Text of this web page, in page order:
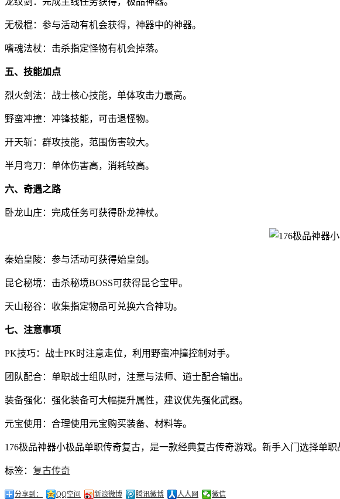
无极棍：参与活动有机会获得，神器中的神器。
嗜魂法杖：击杀指定怪物有机会掉落。
五、技能加点
烈火剑法：战士核心技能，单体攻击力最高。
野蛮冲撞：冲锋技能，可击退怪物。
开天斩：群攻技能，范围伤害较大。
半月弯刀：单体伤害高，消耗较高。
六、奇遇之路
卧龙山庄：完成任务可获得卧龙神杖。
秦始皇陵：参与活动可获得始皇剑。
昆仑秘境：击杀秘境BOSS可获得昆仑宝甲。
天山秘谷：收集指定物品可兑换六合神功。
七、注意事项
PK技巧：战士PK时注意走位，利用野蛮冲撞控制对手。
团队配合：单职战士组队时，注意与法师、道士配合输出。
装备强化：强化装备可大幅提升属性，建议优先强化武器。
元宝使用：合理使用元宝购买装备、材料等。
176极品神器小极品单职传奇复古，是一款经典复古传奇游戏。新手入门选择单
标签： 复古传奇
分享到： QQ空间 新浪微博 腾讯微博 人人网 微信